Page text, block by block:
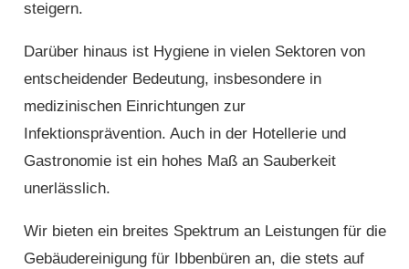
steigern.
Darüber hinaus ist Hygiene in vielen Sektoren von
entscheidender Bedeutung, insbesondere in
medizinischen Einrichtungen zur
Infektionsprävention. Auch in der Hotellerie und
Gastronomie ist ein hohes Maß an Sauberkeit
unerlässlich.
Wir bieten ein breites Spektrum an Leistungen für die
Gebäudereinigung für Ibbenbüren an, die stets auf